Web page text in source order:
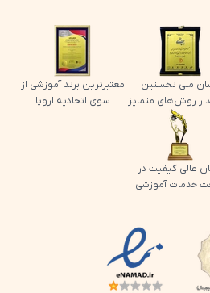
ملی نخستین
روش‌های متمایز
معتبرترین برند آموزشی از
سوی اتحادیه اروپا
عالی کیفیت در
خدمات آموزشی
لوگو اینماد پرش